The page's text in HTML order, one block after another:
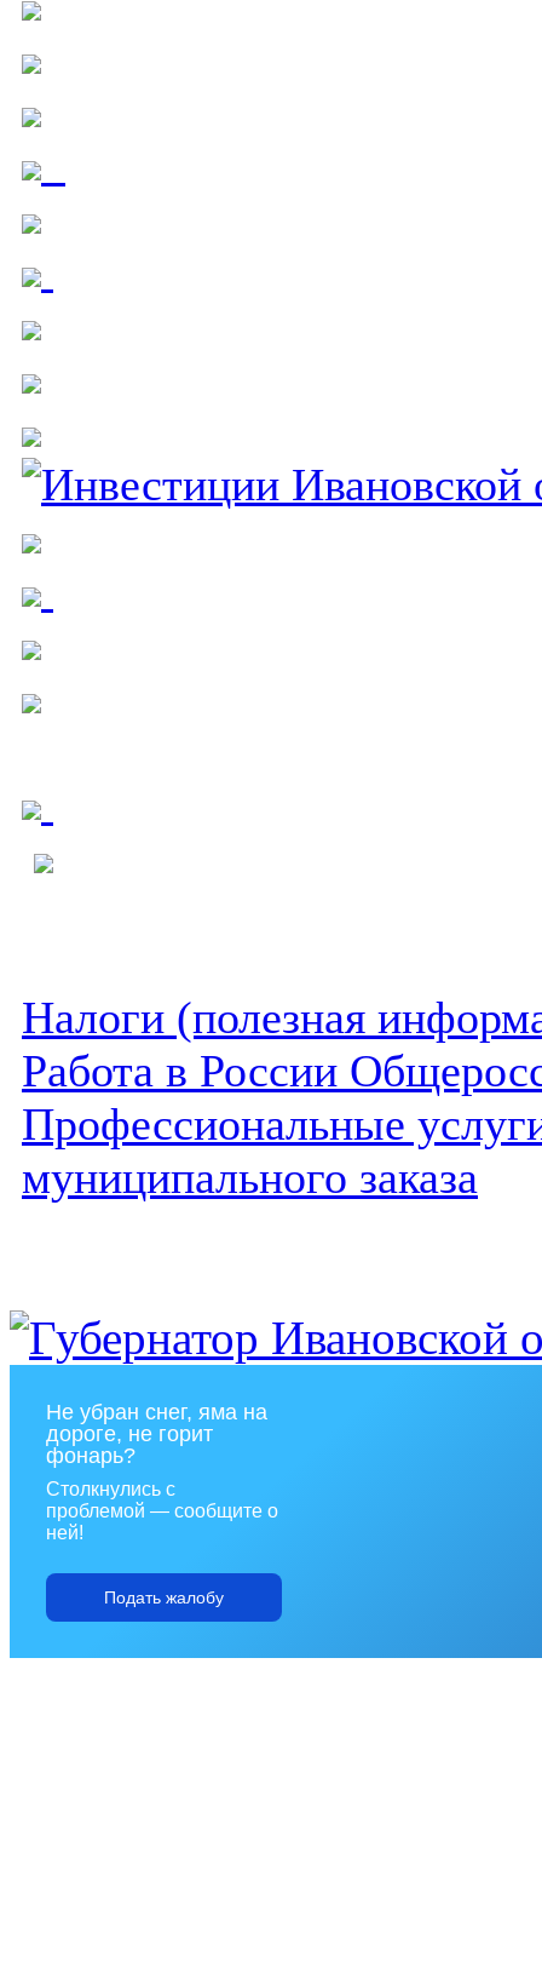
Налоги (полезная
Работа в России
Профессиональные
муниципального заказа
Не убран снег, яма на
дороге, не горит
фонарь?
Столкнулись с
проблемой — сообщите о
ней!
Подать жалобу